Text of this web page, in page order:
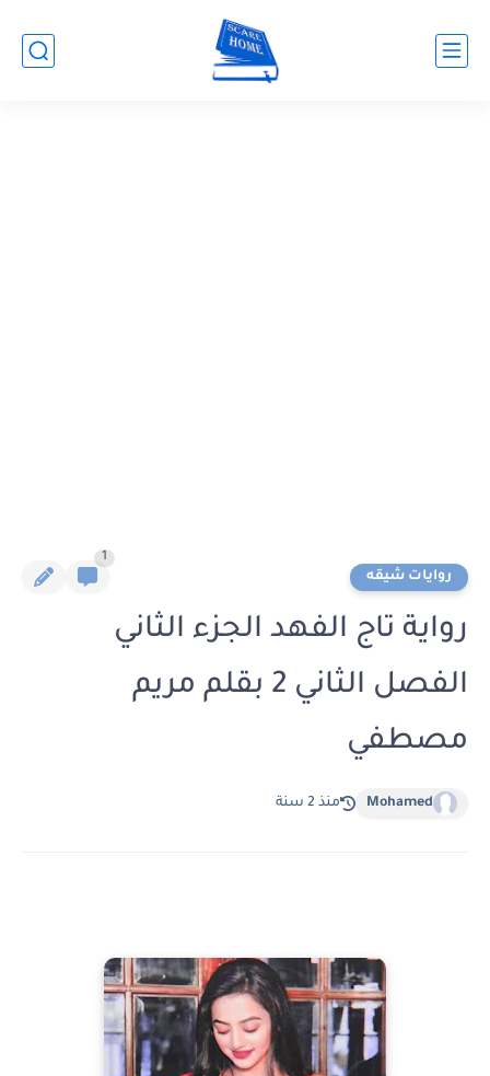
روايات شيقه
1
رواية تاج الفهد الجزء الثاني
الفصل الثاني 2 بقلم مريم
مصطفي
Mohamed منذ 2 سنة